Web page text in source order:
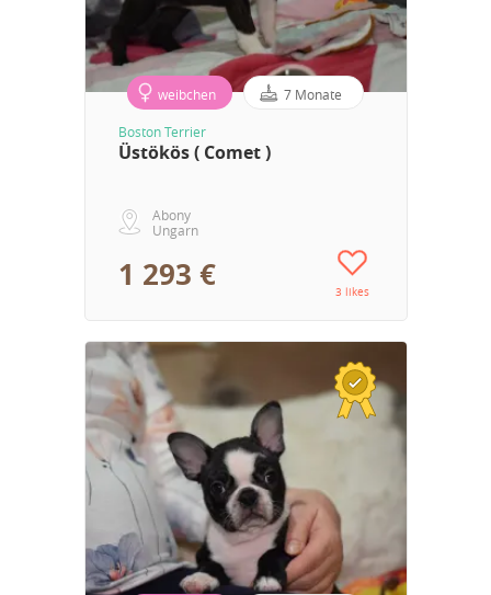
weibchen 7 Monate
Boston Terrier
Üstökös ( Comet )
Abony
Ungarn
1 293 € 3 likes